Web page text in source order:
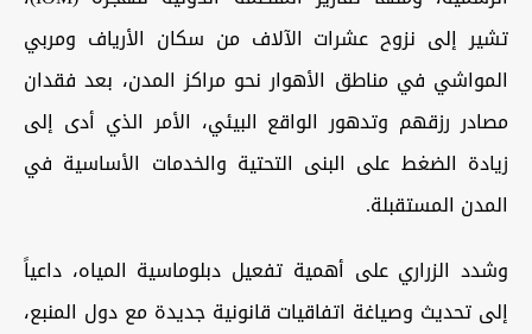
تشير إلى نزوح عشرات الآلاف من سكان الأرياف ومربي
المواشي في مناطق الأهوار نحو مراكز المدن، بعد فقدان
مصادر رزقهم وتدهور الواقع البيئي، الأمر الذي أدى إلى
زيادة الضغط على البنى التحتية والخدمات الأساسية في
المدن المستقبلة.
وشدد الزراري على أهمية تفعيل دبلوماسية المياه، داعياً
إلى تحديث وصياغة اتفاقيات قانونية جديدة مع دول المنبع،